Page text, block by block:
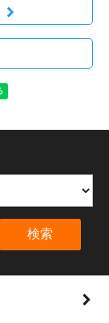
検索